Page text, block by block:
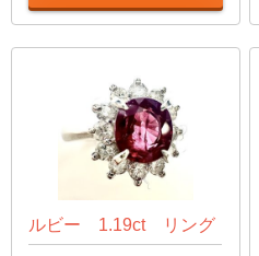
ルビー 1.19ct リング